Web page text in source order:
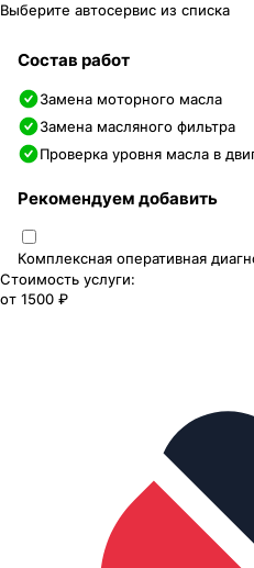
Выберите автосервис из списка
Состав работ
Замена моторного масла
Замена масляного фильтра
Проверка уровня масла в
Рекомендуем добавить
Комплексная оперативная
Стоимость услуги:
от 1500 ₽